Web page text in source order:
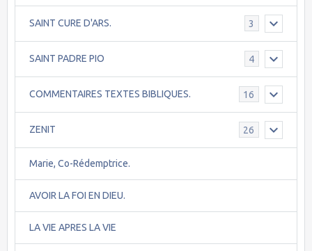
SAINT CURE D'ARS. 3
SAINT PADRE PIO 4
COMMENTAIRES TEXTES BIBLIQUES. 16
ZENIT 26
Marie, Co-Rédemptrice.
AVOIR LA FOI EN DIEU.
LA VIE APRES LA VIE